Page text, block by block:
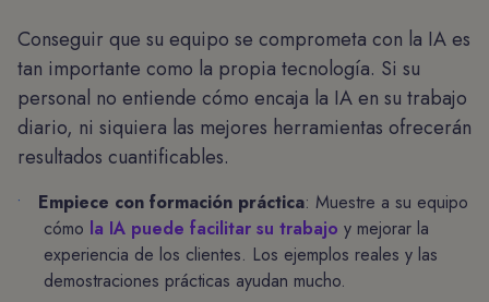
Conseguir que su equipo se comprometa con la IA es
tan importante como la propia tecnología. Si su
personal no entiende cómo encaja la IA en su trabajo
diario, ni siquiera las mejores herramientas ofrecerán
resultados cuantificables.
Empiece con formación práctica: Muestre a su equipo
cómo la IA puede facilitar su trabajo y mejorar la
experiencia de los clientes. Los ejemplos reales y las
demostraciones prácticas ayudan mucho.